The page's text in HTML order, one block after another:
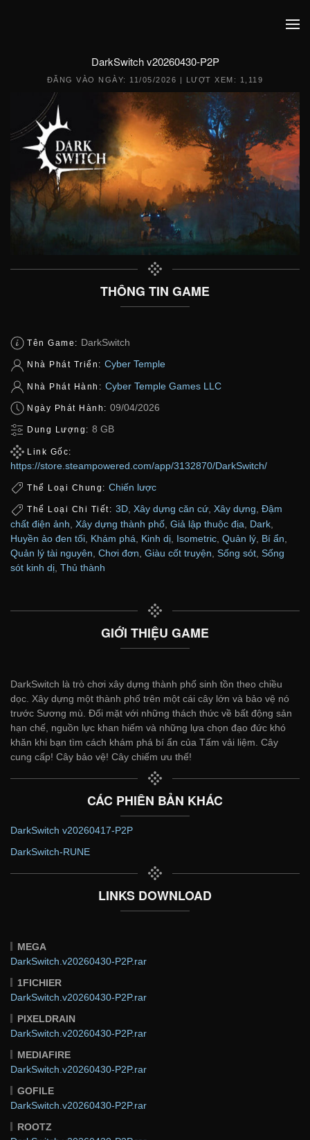
DarkSwitch v20260430-P2P
ĐĂNG VÀO NGÀY: 11/05/2026 | LƯỢT XEM: 1,119
THÔNG TIN GAME
Tên Game: DarkSwitch
Nhà Phát Triển: Cyber Temple
Nhà Phát Hành: Cyber Temple Games LLC
Ngày Phát Hành: 09/04/2026
Dung Lượng: 8 GB
Link Gốc:
https://store.steampowered.com/app/3132870/DarkSwitch/
Thể Loại Chung: Chiến lược
Thể Loại Chi Tiết: 3D, Xây dựng căn cứ, Xây dựng, Đậm
chất điện ảnh Xây dựng thành phố Giả lập thuộc địa Dark
Huyền ảo đen tối Khám phá Kinh dị Isometric Quản lý Bí ẩn
Quản lý tài nguyên Chơi đơn Giàu cốt truyện Sống sót Sống
sót kinh dị Thủ thành
GIỚI THIỆU GAME
DarkSwitch là trò chơi xây dựng thành phố sinh tồn theo chiều
dọc. Xây dựng một thành phố trên một cái cây lớn và bảo vệ nó
trước Sương mù. Đối mặt với những thách thức về bất động sản
hạn chế, nguồn lực khan hiếm và những lựa chọn đạo đức khó
khăn khi bạn tìm cách khám phá bí ẩn của Tấm vải liệm. Cây
cung cấp! Cây bảo vệ! Cây chiếm ưu thế!
CÁC PHIÊN BẢN KHÁC
DarkSwitch v20260417-P2P
DarkSwitch-RUNE
LINKS DOWNLOAD
MEGA
DarkSwitch.v20260430-P2P.rar
1FICHIER
DarkSwitch.v20260430-P2P.rar
PIXELDRAIN
DarkSwitch.v20260430-P2P.rar
MEDIAFIRE
DarkSwitch.v20260430-P2P.rar
GOFILE
DarkSwitch.v20260430-P2P.rar
ROOTZ